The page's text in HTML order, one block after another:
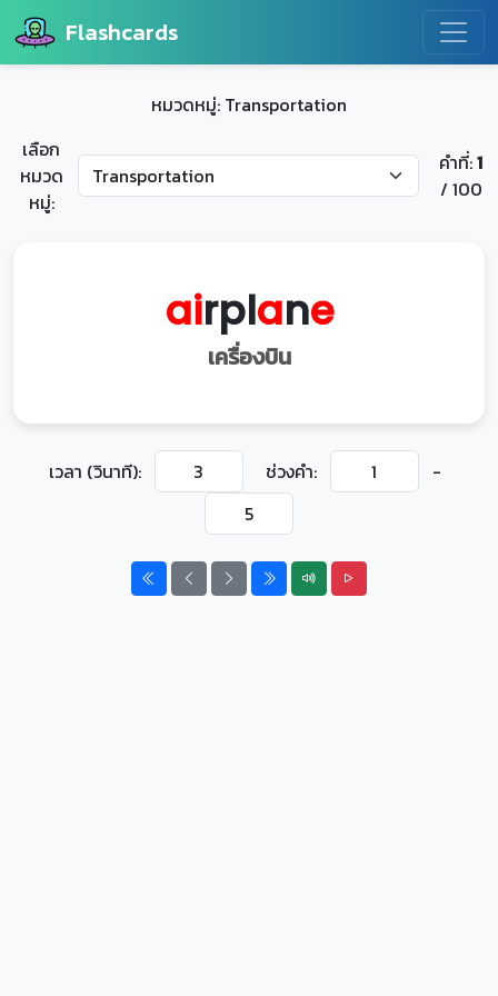
Flashcards
หมวดหมู่: Transportation
เลือก
หมวด
หมู่:
คำที่:1
/ 100
airplane
เครื่องบิน
เวลา (วินาที): ช่วงคำ: -